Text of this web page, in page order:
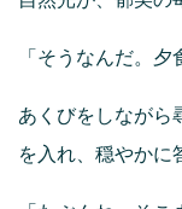
「そうなんだ。夕
あくびをしながら
を入れ、穏やかに